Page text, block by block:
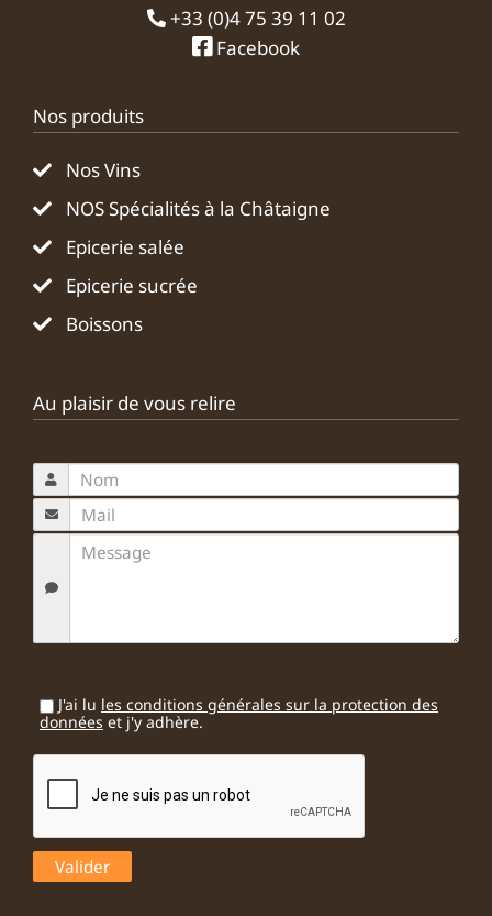
+33 (0)4 75 39 11 02
Facebook
Nos produits
Nos Vins
NOS Spécialités à la Châtaigne
Epicerie salée
Epicerie sucrée
Boissons
Au plaisir de vous relire
J'ai lu les conditions générales sur la protection des
données et j'y adhère.